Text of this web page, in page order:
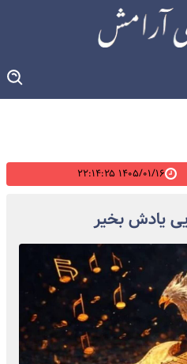
۱۴۰۵/۰۱/۱۶ ۲۲:۱۴:۲۵
یادش بخیر